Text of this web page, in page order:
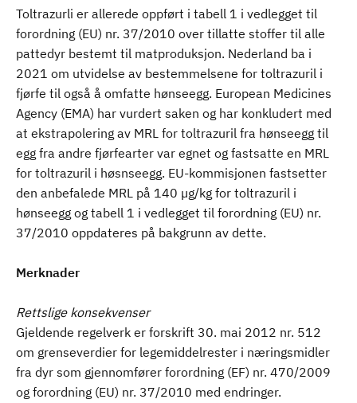
Toltrazurli er allerede oppført i tabell 1 i vedlegget til
forordning (EU) nr. 37/2010 over tillatte stoffer til alle
pattedyr bestemt til matproduksjon. Nederland ba i
2021 om utvidelse av bestemmelsene for toltrazuril i
fjørfe til også å omfatte hønseegg. European Medicines
Agency (EMA) har vurdert saken og har konkludert med
at ekstrapolering av MRL for toltrazuril fra hønseegg til
egg fra andre fjørfearter var egnet og fastsatte en MRL
for toltrazuril i høsnseegg. EU-kommisjonen fastsetter
den anbefalede MRL på 140 µg/kg for toltrazuril i
hønseegg og tabell 1 i vedlegget til forordning (EU) nr.
37/2010 oppdateres på bakgrunn av dette.
Merknader
Rettslige konsekvenser
Gjeldende regelverk er forskrift 30. mai 2012 nr. 512
om grenseverdier for legemiddelrester i næringsmidler
fra dyr som gjennomfører forordning (EF) nr. 470/2009
og forordning (EU) nr. 37/2010 med endringer.